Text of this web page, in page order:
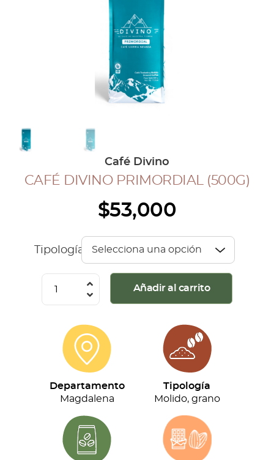
COLECCIÓN CAFETERA
INGRESAR
Inicia Sesión
Café Divino
CAFÉ DIVINO PRIMORDIAL (500G)
$53,000
Tipología
(500G)
cantidad
Añadir al carrito
Departamento
Magdalena
Tipología
Molido, grano